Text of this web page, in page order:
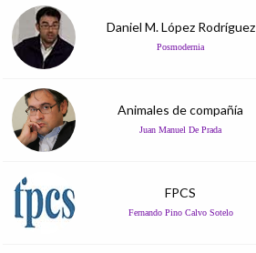
Daniel M. López Rodríguez
Posmodernia
Animales de compañía
Juan Manuel De Prada
FPCS
Fernando Pino Calvo Sotelo